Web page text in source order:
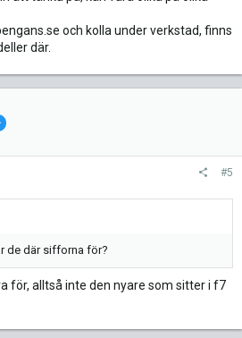
och kolla under verkstad, finns
där.
#5
de där sifforna för?
för, alltså inte den nyare som sitter i f7